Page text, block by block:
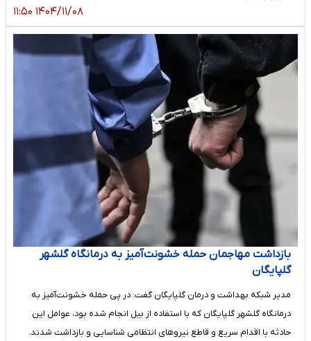
۱۴۰۴/۱۱/۰۸ ۱۱:۵۰
بازداشت مهاجمان حمله خشونت‌آمیز به درمانگاه گلشهر
گلپایگان
مدیر شبکه بهداشت و درمان گلپایگان گفت: در پی حمله خشونت‌آمیز به
درمانگاه گلشهر گلپایگان که با استفاده از بیل انجام شده بود، عوامل این
حادثه با اقدام سریع و قاطع نیروهای انتظامی شناسایی و بازداشت شدند.